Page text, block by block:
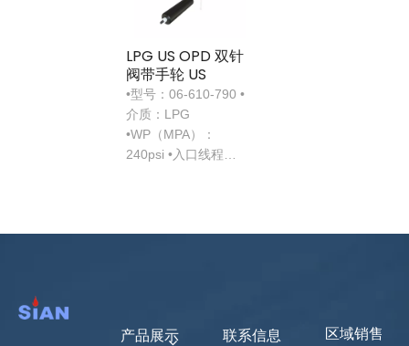
LPG US OPD 双针
阀带手轮 US
•型号：06-610-790 •
介质：LPG
•WP（MPA）：
240psi •入口线程：3
产品展示 联系信息
区域销售